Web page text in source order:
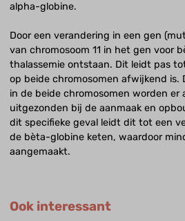
alpha-globine.
Door een verandering in een gen
van chromosoom 11 in het gen voor
thalassemie ontstaan. Dit leidt pas
op beide chromosomen afwijkend is.
in de beide chromosomen worden er
uitgezonden bij de aanmaak en
dit specifieke geval leidt dit tot een
de bèta-globine keten, waardoor
aangemaakt.
Ook interessant